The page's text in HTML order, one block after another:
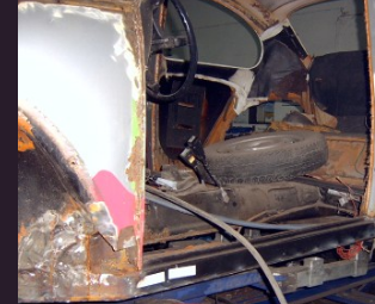
INFO PRO ZÁKAZNÍKY
KONTAKT
© 2026 eStránky.cz